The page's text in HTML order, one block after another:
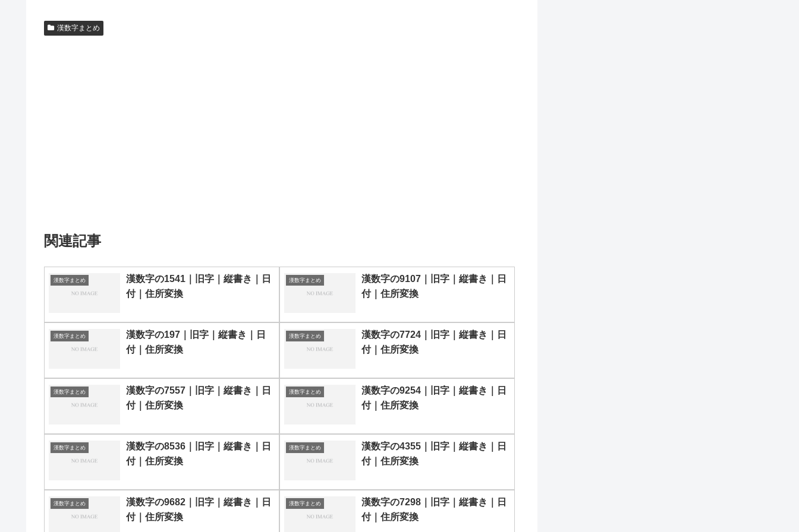
漢数字まとめ
関連記事
漢数字まとめ
漢数字の1541｜旧字｜縦書き｜日
付｜住所変換
漢数字まとめ
漢数字の9107｜旧字｜縦書き｜日
付｜住所変換
漢数字まとめ
漢数字の197｜旧字｜縦書き｜日
付｜住所変換
漢数字まとめ
漢数字の7724｜旧字｜縦書き｜日
付｜住所変換
漢数字まとめ
漢数字の7557｜旧字｜縦書き｜日
付｜住所変換
漢数字まとめ
漢数字の9254｜旧字｜縦書き｜日
付｜住所変換
漢数字まとめ
漢数字の8536｜旧字｜縦書き｜日
付｜住所変換
漢数字まとめ
漢数字の4355｜旧字｜縦書き｜日
付｜住所変換
漢数字まとめ
漢数字の9682｜旧字｜縦書き｜日
付｜住所変換
漢数字まとめ
漢数字の7298｜旧字｜縦書き｜日
付｜住所変換